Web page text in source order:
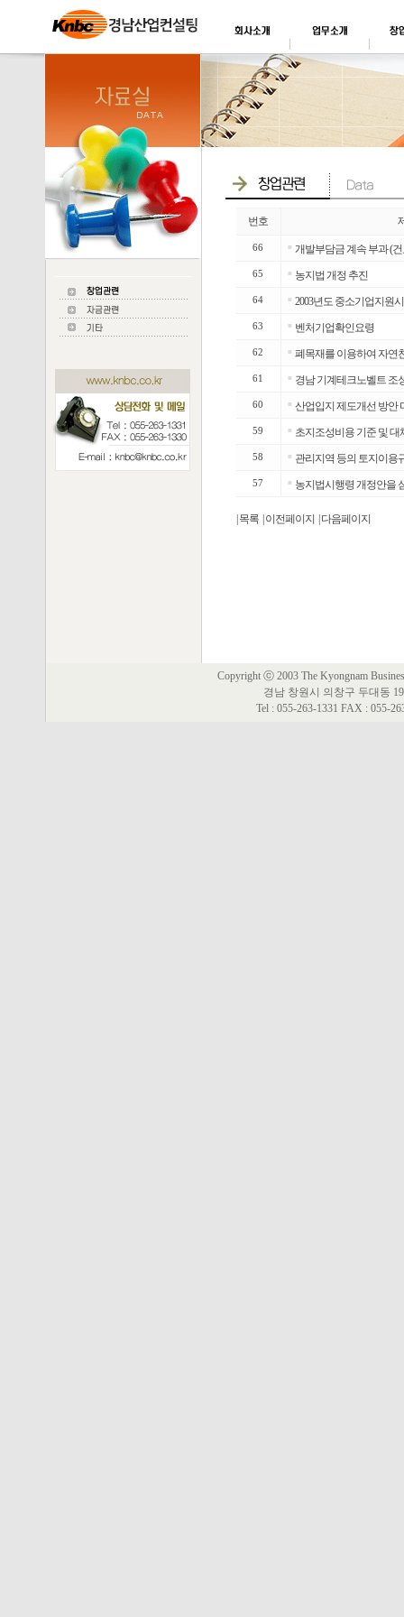
번호
66 ■ 개발부담금 계속 부과 (
65 ■ 농지법 개정 추진
64 ■ 2003년도 중소기업지원
63 ■ 벤처기업확인요령
62 ■ 폐목재를 이용하여 자연
61 ■ 경남 기계테크노벨트 조
60 ■ 산업입지 제도개선 방안
59 ■ 초지조성비용 기준 및 대
58 ■ 관리지역 등의 토지이용
57 ■ 농지법시행령 개정안을
| 목록 | 이전페이지 | 다음페이지
Copyright ⓒ 2003 The Kyongnam
경남 창원시 의창구 두대동
Tel : 055-263-1331 FAX : 055-